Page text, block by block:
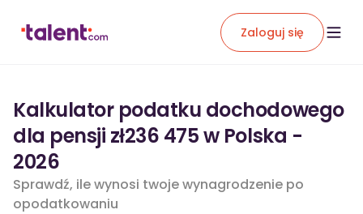
Zaloguj się
Kalkulator podatku dochodowego
dla pensji zł236 475 w Polska -
2026
Sprawdź, ile wynosi twoje wynagrodzenie po
opodatkowaniu